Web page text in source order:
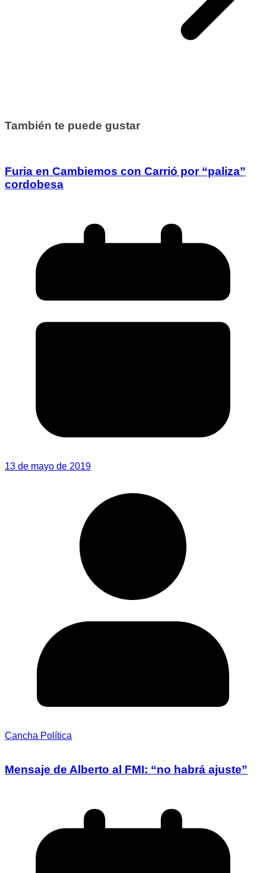
También te puede gustar
Furia en Cambiemos con Carrió por “paliza”
cordobesa
13 de mayo de 2019
Cancha Política
Mensaje de Alberto al FMI: “no habrá ajuste”